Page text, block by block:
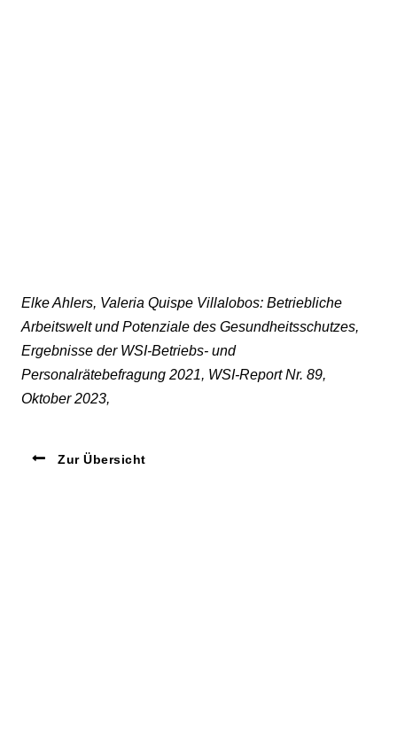
Elke Ahlers, Valeria Quispe Villalobos: Betriebliche
Arbeitswelt und Potenziale des Gesundheitsschutzes,
Ergebnisse der WSI-Betriebs- und
Personalrätebefragung 2021, WSI-Report Nr. 89,
Oktober 2023,
Zur Übersicht